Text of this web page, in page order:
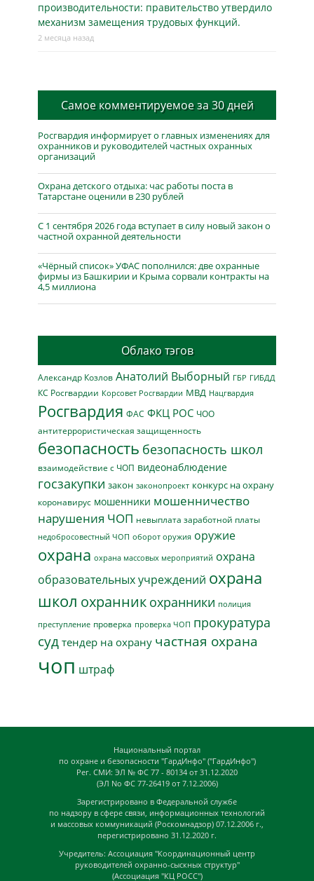
производительности: правительство утвердило
механизм замещения трудовых функций.
2 месяца назад
Самое комментируемое за 30 дней
Росгвардия информирует о главных изменениях для
охранников и руководителей частных охранных
организаций
Охрана детского отдыха: час работы поста в
Татарстане оценили в 230 рублей
С 1 сентября 2026 года вступает в силу новый закон о
частной охранной деятельности
«Чёрный список» УФАС пополнился: две охранные
фирмы из Башкирии и Крыма сорвали контракты на
4,5 миллиона
Облако тэгов
Александр Козлов Анатолий Выборный ГБР ГИБДД
КС Росгвардии Корсовет Росгвардии МВД Нацгвардия
Росгвардия ФАС ФКЦ РОС ЧОО
антитеррористическая защищенность
безопасность безопасность школ
взаимодействие с ЧОП видеонаблюдение
госзакупки закон законопроект конкурс на охрану
коронавирус мошенники мошенничество
нарушения ЧОП невыплата заработной платы
недобросовестный ЧОП оборот оружия оружие
охрана охрана массовых мероприятий охрана
образовательных учреждений охрана
школ охранник охранники полиция
преступление проверка проверка ЧОП прокуратура
суд тендер на охрану частная охрана
чоп штраф
Национальный портал
по охране и безопасности "ГардИнфо" ("ГардИнфо")
Рег. СМИ: ЭЛ № ФС 77 - 80134 от 31.12.2020
(ЭЛ No ФС 77-26419 от 7.12.2006)
Зарегистрировано в Федеральной службе
по надзору в сфере связи, информационных технологий
и массовых коммуникаций (Роскомнадзор) 07.12.2006 г.,
перегистрировано 31.12.2020 г.
Учредитель: Ассоциация "Координационный центр
руководителей охранно-сыскных структур"
(Ассоциация "КЦ РОСС")